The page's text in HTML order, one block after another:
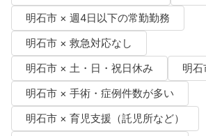
明石市 × 週4日以下の常勤勤務
明石市 × 救急対応なし
明石市 × 土・日・祝日休み
明
明石市 × 手術・症例件数が多い
明石市 × 育児支援（託児所など）